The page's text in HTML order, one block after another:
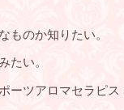
のか知りたい。
たい。
ツアロマセラピ